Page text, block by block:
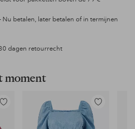
Nu betalen, later betalen of in termijnen
dagen retourrecht
moment
Toevoegen
Toevoegen
aan
favorieten